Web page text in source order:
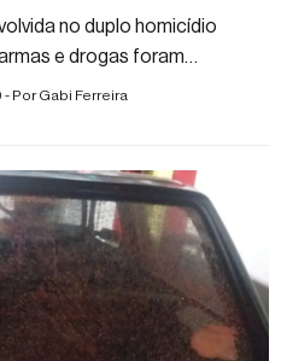
no duplo homicídio
e drogas foram
- PorGabi Ferreira